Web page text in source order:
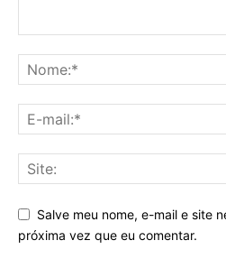
Salve meu nome, e-mail e site
próxima vez que eu comentar.